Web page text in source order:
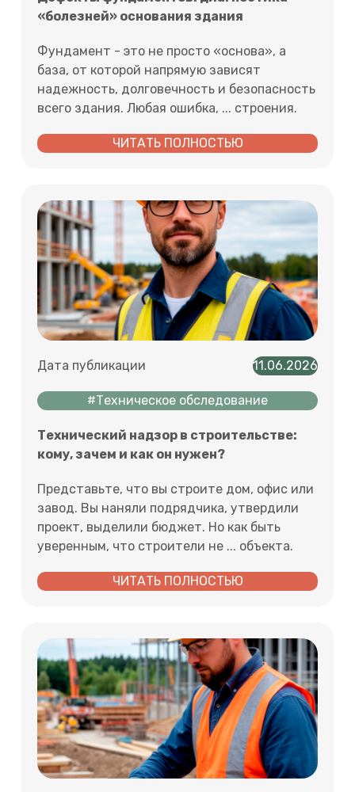
«болезней» основания здания
Фундамент - это не просто «основа», а
база, от которой напрямую зависят
надежность, долговечность и безопасность
всего здания. Любая ошибка, ... строения.
ЧИТАТЬ ПОЛНОСТЬЮ
Дата публикации 11.06.2026
#Техническое обследование
Технический надзор в строительстве:
кому, зачем и как он нужен?
Представьте, что вы строите дом, офис или
завод. Вы наняли подрядчика, утвердили
проект, выделили бюджет. Но как быть
уверенным, что строители не ... объекта.
ЧИТАТЬ ПОЛНОСТЬЮ